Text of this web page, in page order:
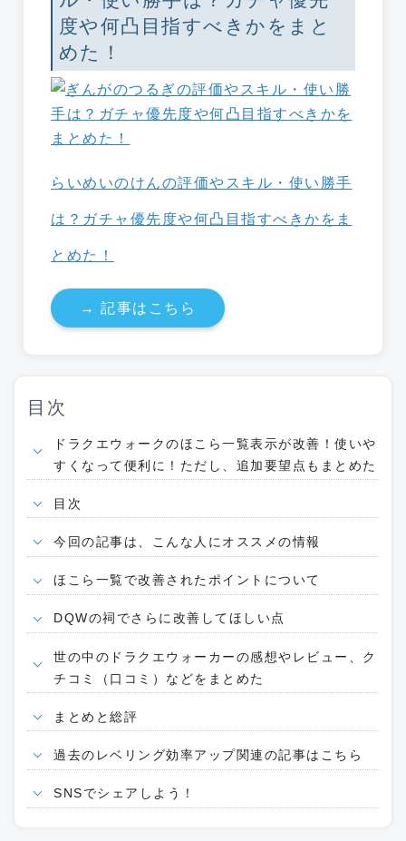
度や何凸目指すべきかをまと
めた！
らいめいのけんの評価やスキル・使い勝手
は？ガチャ優先度や何凸目指すべきかをま
とめた！
→ 記事はこちら
目次
ドラクエウォークのほこら一覧表示が改善！使いや
すくなって便利に！ただし、追加要望点もまとめた
目次
今回の記事は、こんな人にオススメの情報
ほこら一覧で改善されたポイントについて
DQWの祠でさらに改善してほしい点
世の中のドラクエウォーカーの感想やレビュー、ク
チコミ（口コミ）などをまとめた
まとめと総評
過去のレベリング効率アップ関連の記事はこちら
SNSでシェアしよう！